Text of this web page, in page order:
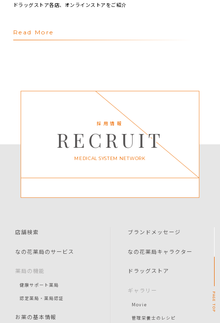
ドラッグストア各店、オンラインストアをご紹介
Read More
採用情報
RECRUIT
MEDICAL SYSTEM NETWORK
店舗検索
なの花薬局のサービス
薬局の機能
健康サポート薬局
認定薬局・薬局認証
お薬の基本情報
ブランドメッセージ
なの花薬局キャラクター
ドラッグストア
ギャラリー
Movie
管理栄養士のレシピ
PAGE
TOP